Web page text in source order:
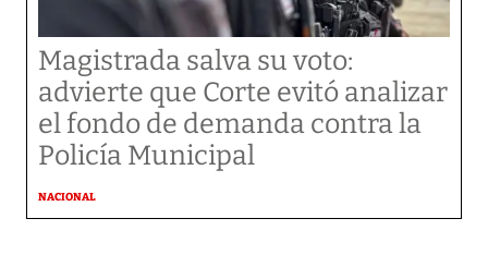
Magistrada salva su voto:
advierte que Corte evitó analizar
el fondo de demanda contra la
Policía Municipal
NACIONAL